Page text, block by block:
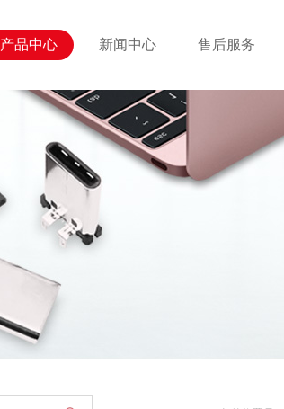
产品中心 新闻中心 售后服务